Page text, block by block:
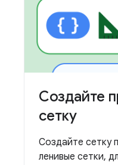
Создайте
сетку
Создайте сетку
ленивые сетки,